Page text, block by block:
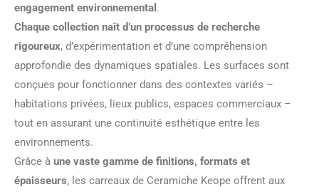
engagement environnemental .
Chaque collection naît d’un processus de recherche
rigoureux, d’expérimentation et d’une compréhension
approfondie des dynamiques spatiales. Les surfaces sont
conçues pour fonctionner dans des contextes variés –
habitations privées, lieux publics, espaces commerciaux –
tout en assurant une continuité esthétique entre les
environnements.
Grâce à une vaste gamme de finitions, formats et
épaisseurs, les carreaux de Ceramiche Keope offrent aux